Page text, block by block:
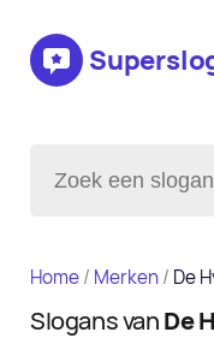
Home/ Merken/ De
Slogans vanDe